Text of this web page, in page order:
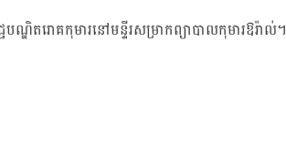
ណ្ឌិតរោគកុមារ​នៅមន្ទីរសម្រាកព្យាបាលកុមារឱរ៉ាល់។